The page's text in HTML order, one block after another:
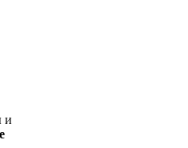
и